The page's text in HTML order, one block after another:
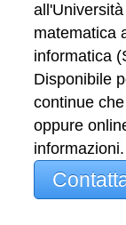
matematica
informatica
Disponibile
continue
oppure
informazioni.